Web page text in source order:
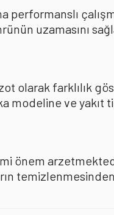
uzamasını
olarak farklılık
modeline ve
önem